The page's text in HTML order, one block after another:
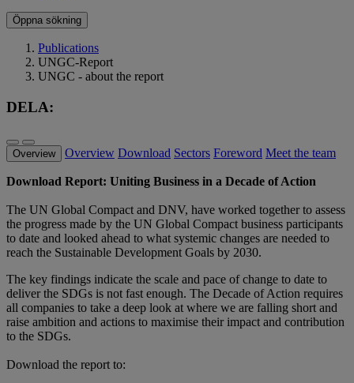
Öppna sökning
Publications
UNGC-Report
UNGC - about the report
DELA:
Overview Overview Download Sectors Foreword Meet the team
Download Report: Uniting Business in a Decade of Action
The UN Global Compact and DNV, have worked together to assess
the progress made by the UN Global Compact business participants
to date and looked ahead to what systemic changes are needed to
reach the Sustainable Development Goals by 2030.
The key findings indicate the scale and pace of change to date to
deliver the SDGs is not fast enough. The Decade of Action requires
all companies to take a deep look at where we are falling short and
raise ambition and actions to maximise their impact and contribution
to the SDGs.
Download the report to: